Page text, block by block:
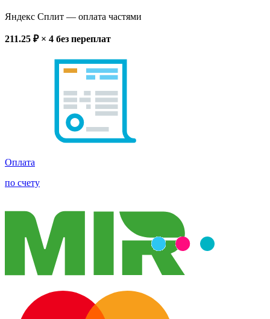
Яндекс Сплит — оплата частями
211.25 ₽ × 4 без переплат
Оплата
по счету